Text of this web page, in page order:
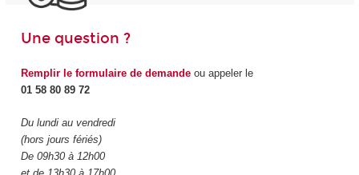
Une question ?
Remplir le formulaire de demandeou appeler le
01 58 80 89 72
Du lundi au vendredi
(hors jours fériés)
De 09h30 à 12h00